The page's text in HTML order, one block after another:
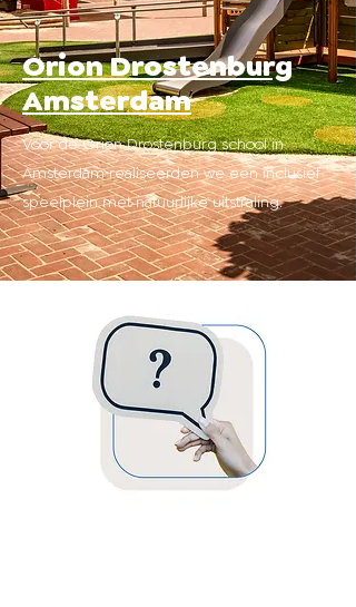
Orion Drostenburg
Amsterdam
Voor de Orion Drostenburg school in
Amsterdam realiseerden we een inclusief
speelplein met natuurlijke uitstraling.